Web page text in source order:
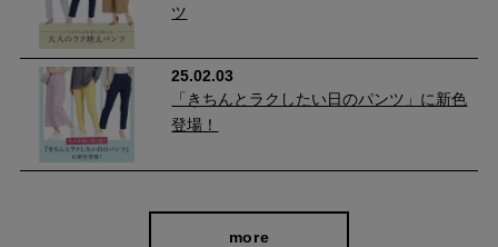
ツ
25.02.03
「きちんとラクしたい日のパンツ」に新色
登場！
more